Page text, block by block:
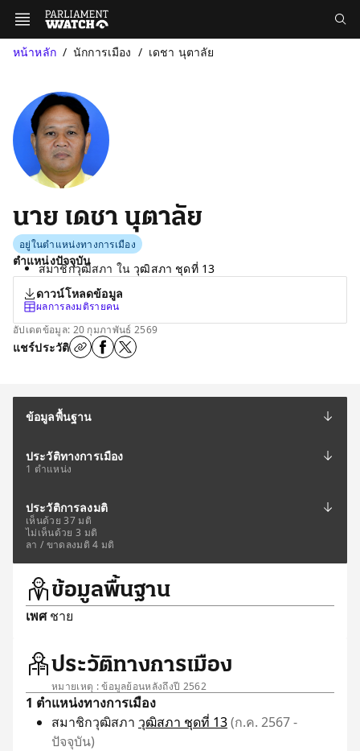
หน้าหลัก นักการเมือง เดชา นุตาลัย
นาย เดชา นุตาลัย
อยู่ในตำแหน่งทางการเมือง
ตำแหน่งปัจจุบัน
สมาชิกวุฒิสภา ในวุฒิสภา ชุดที่ 13
ดาวน์โหลดข้อมูล
ผลการลงมติรายคน
อัปเดตข้อมูล: 20 กุมภาพันธ์ 2569
แชร์ประวัติ
ข้อมูลพื้นฐาน
ประวัติทางการเมือง
1 ตำแหน่ง
ประวัติการลงมติ
เห็นด้วย 37 มติ
ไม่เห็นด้วย 3 มติ
ลา / ขาดลงมติ 4 มติ
ข้อมูลพื้นฐาน
เพศชาย
ประวัติทางการเมือง
หมายเหตุ : ข้อมูลย้อนหลังถึงปี 2562
1 ตำแหน่งทางการเมือง
สมาชิกวุฒิสภา วุฒิสภา ชุดที่ 13(ก.ค. 2567 -
ปัจจุบัน)